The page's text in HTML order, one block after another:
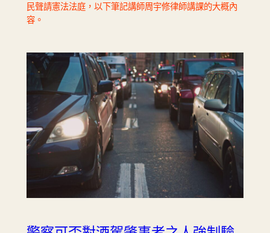
民聲請憲法法庭，以下筆記講師周宇修律師講課的大概內
容。